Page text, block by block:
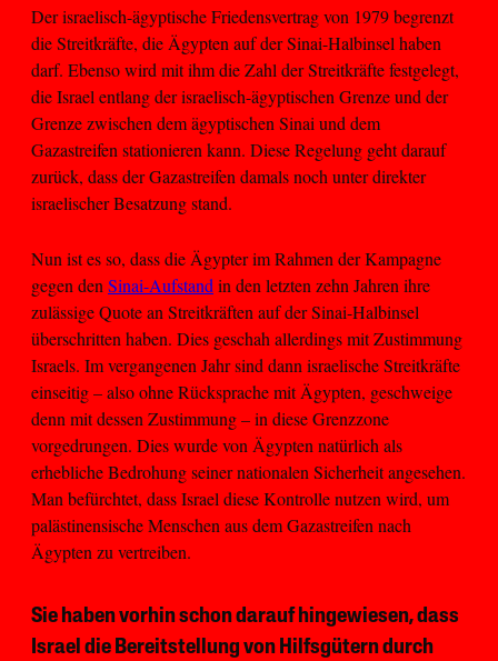
Der israelisch-ägyptische Friedensvertrag von 1979 begrenzt
die Streitkräfte, die Ägypten auf der Sinai-Halbinsel haben
darf. Ebenso wird mit ihm die Zahl der Streitkräfte festgelegt,
die Israel entlang der israelisch-ägyptischen Grenze und der
Grenze zwischen dem ägyptischen Sinai und dem
Gazastreifen stationieren kann. Diese Regelung geht darauf
zurück, dass der Gazastreifen damals noch unter direkter
israelischer Besatzung stand.
Nun ist es so, dass die Ägypter im Rahmen der Kampagne
gegen denSinai-Aufstandin den letzten zehn Jahren ihre
zulässige Quote an Streitkräften auf der Sinai-Halbinsel
überschritten haben. Dies geschah allerdings mit Zustimmung
Israels. Im vergangenen Jahr sind dann israelische Streitkräfte
einseitig – also ohne Rücksprache mit Ägypten, geschweige
denn mit dessen Zustimmung – in diese Grenzzone
vorgedrungen. Dies wurde von Ägypten natürlich als
erhebliche Bedrohung seiner nationalen Sicherheit angesehen.
Man befürchtet, dass Israel diese Kontrolle nutzen wird, um
palästinensische Menschen aus dem Gazastreifen nach
Ägypten zu vertreiben.
Sie haben vorhin schon darauf hingewiesen, dass
Israel die Bereitstellung von Hilfsgütern durch